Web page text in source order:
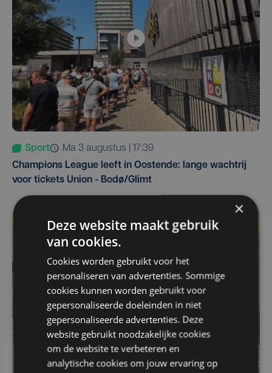
Sport
ma 3 augustus | 17:39
Champions League leeft in Oostende: lange wachtrij
voor tickets Union - Bodø/Glimt
×
Deze website maakt gebruik
van cookies.
Cookies worden gebruikt voor het
personaliseren van advertenties. Sommige
cookies kunnen worden gebruikt voor
gepersonaliseerde doeleinden in niet
gepersonaliseerde advertenties. Deze
website gebruikt noodzakelijke cookies
om de website te verbeteren en
analytische cookies om jouw ervaring op